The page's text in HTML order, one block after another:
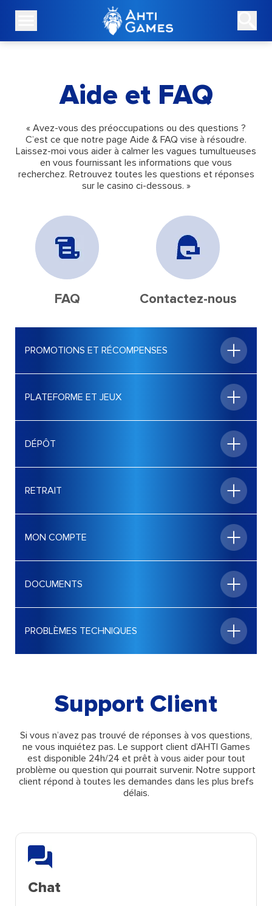
Aide et FAQ
« Avez-vous des préoccupations ou des questions ?
C’est ce que notre page Aide & FAQ vise à résoudre.
Laissez-moi vous aider à calmer les vagues tumultueuses
en vous fournissant les informations que vous
recherchez. Retrouvez toutes les questions et réponses
sur le casino ci-dessous. »
FAQ Contactez-nous
Support Client
Si vous n’avez pas trouvé de réponses à vos questions,
ne vous inquiétez pas. Le support client d’AHTI Games
est disponible 24h/24 et prêt à vous aider pour tout
problème ou question qui pourrait survenir. Notre support
client répond à toutes les demandes dans les plus brefs
délais.
Chat